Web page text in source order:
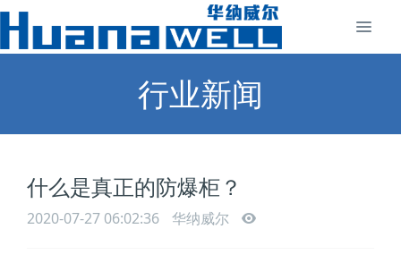
行业新闻
什么是真正的防爆柜？
2020-07-27 06:02:36 华纳威尔